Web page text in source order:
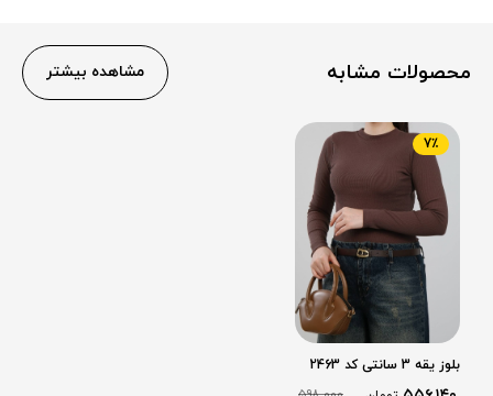
محصولات مشابه مشاهده بیشتر
بلوز یقه 3 سانتی کد 2463
7٪